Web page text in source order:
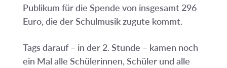
Publikum für die Spende von insgesamt 296
Euro, die der Schulmusik zugute kommt.
Tags darauf – in der 2. Stunde – kamen noch
ein Mal alle Schülerinnen, Schüler und alle